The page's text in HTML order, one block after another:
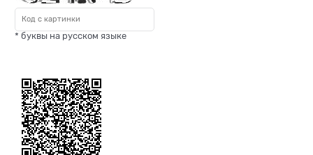
* буквы на русском языке